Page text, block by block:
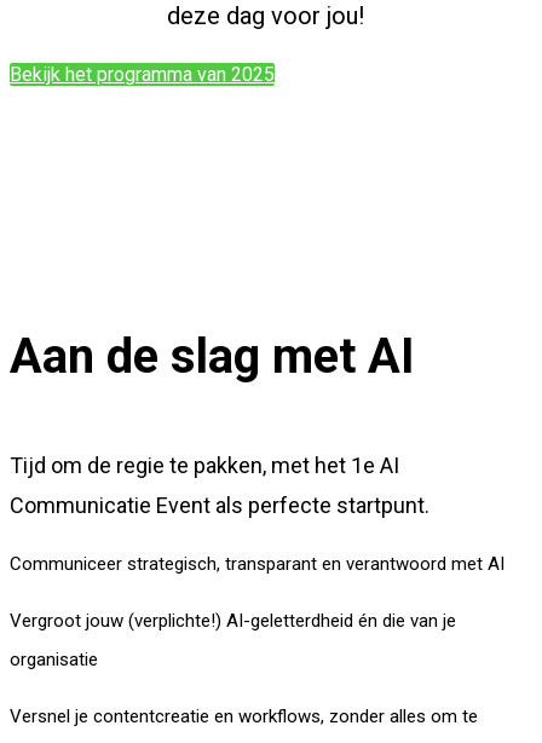
deze dag voor jou!
Bekijk het programma van 2025
Aan de slag met AI
Tijd om de regie te pakken, met het 1e AI
Communicatie Event als perfecte startpunt.
Communiceer strategisch, transparant en verantwoord met AI
Vergroot jouw (verplichte!) AI-geletterdheid én die van je
organisatie
Versnel je contentcreatie en workflows, zonder alles om te